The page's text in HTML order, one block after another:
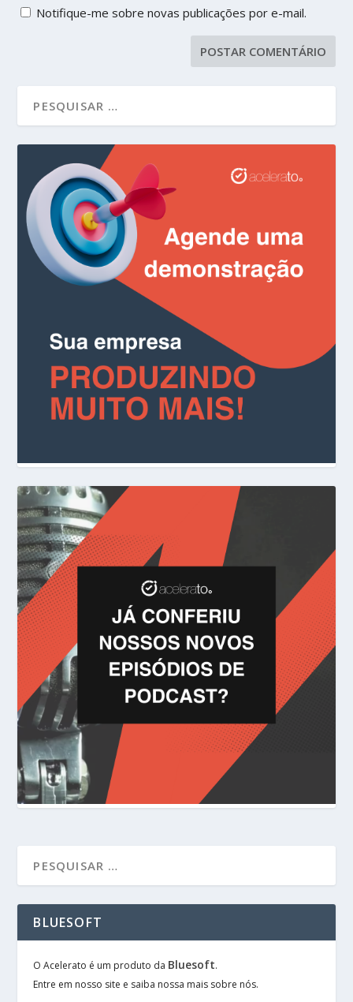
Notifique-me sobre novas publicações por e-mail.
BLUESOFT
O Acelerato é um produto da Bluesoft.
Entre em nosso site e saiba nossa mais sobre nós.